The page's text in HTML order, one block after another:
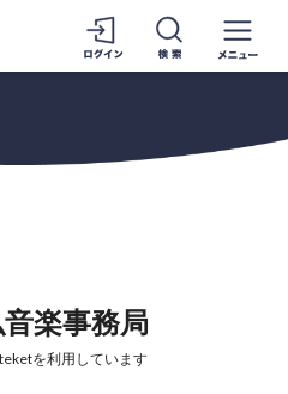
楽事務局
を利用しています